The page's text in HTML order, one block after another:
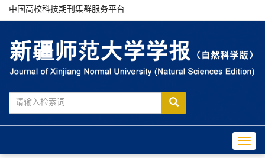
中国高校科技期刊集群服务平台